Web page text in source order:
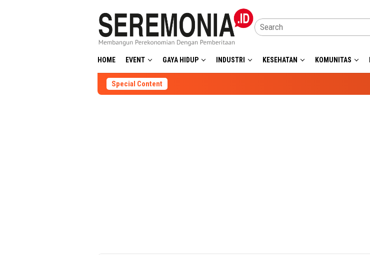
HOME EVENT GAYA HIDUP INDUSTRI KESEHATAN KOMUNITAS
Special Content